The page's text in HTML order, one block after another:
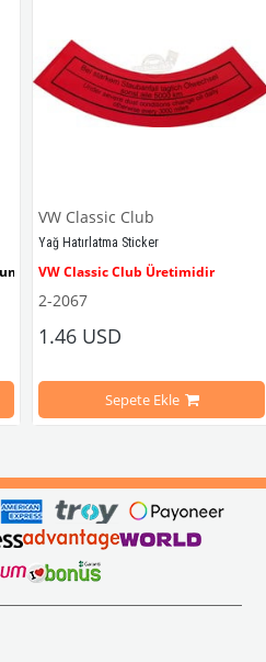
ışığını keserek görüş
modelleri ile uyumludur.
VW Classic Club
Yağ Hatırlatma Sticker
VW Classic Club Üretimidir
1960-1967 Yılları Arasındaki T1
1968-1979 Yılları Arasındaki T2
2-2067
1.46 USD
Sepete Ekle